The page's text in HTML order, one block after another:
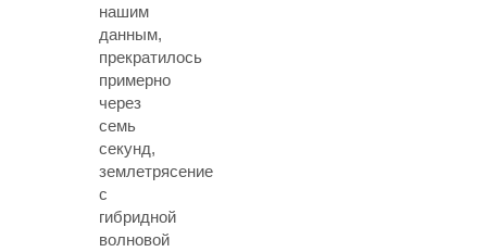
нашим
данным,
прекратилось
примерно
через
семь
секунд,
землетрясение
с
гибридной
волновой